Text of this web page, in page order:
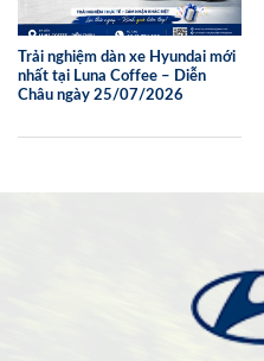
Trải nghiệm dàn xe Hyundai mới
nhất tại Luna Coffee – Diễn
Châu ngày 25/07/2026